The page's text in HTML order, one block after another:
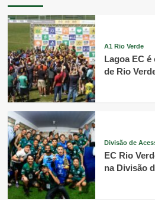
A1 Rio Verde
Lagoa EC é
de Rio
Divisão de
EC Rio
na Divisão